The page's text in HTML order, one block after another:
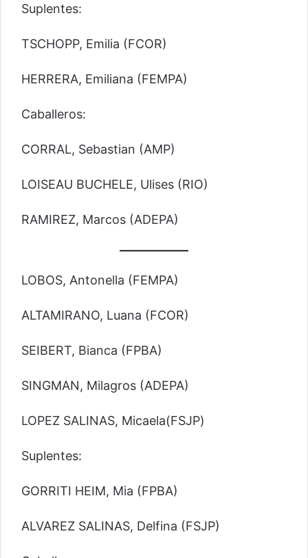
Suplentes:
TSCHOPP, Emilia (FCOR)
HERRERA, Emiliana (FEMPA)
Caballeros:
CORRAL, Sebastian (AMP)
LOISEAU BUCHELE, Ulises (RIO)
RAMIREZ, Marcos (ADEPA)
LOBOS, Antonella (FEMPA)
ALTAMIRANO, Luana (FCOR)
SEIBERT, Bianca (FPBA)
SINGMAN, Milagros (ADEPA)
LOPEZ SALINAS, Micaela(FSJP)
Suplentes:
GORRITI HEIM, Mia (FPBA)
ALVAREZ SALINAS, Delfina (FSJP)